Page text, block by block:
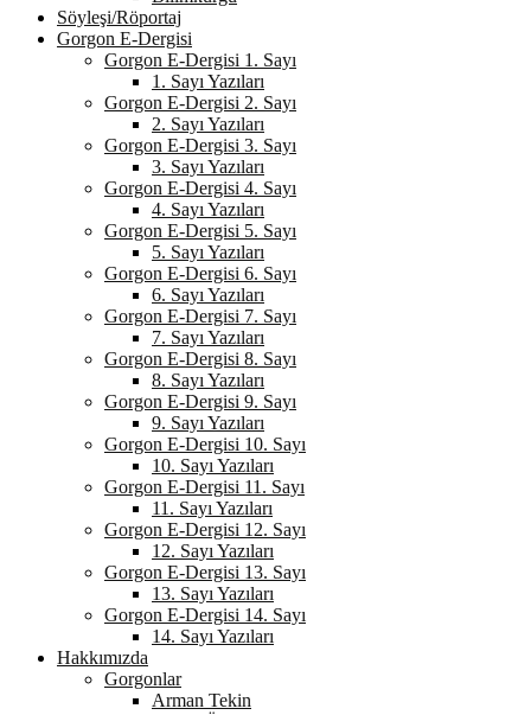
Söyleşi/Röportaj
Gorgon E-Dergisi
Gorgon E-Dergisi 1. Sayı
1. Sayı Yazıları
Gorgon E-Dergisi 2. Sayı
2. Sayı Yazıları
Gorgon E-Dergisi 3. Sayı
3. Sayı Yazıları
Gorgon E-Dergisi 4. Sayı
4. Sayı Yazıları
Gorgon E-Dergisi 5. Sayı
5. Sayı Yazıları
Gorgon E-Dergisi 6. Sayı
6. Sayı Yazıları
Gorgon E-Dergisi 7. Sayı
7. Sayı Yazıları
Gorgon E-Dergisi 8. Sayı
8. Sayı Yazıları
Gorgon E-Dergisi 9. Sayı
9. Sayı Yazıları
Gorgon E-Dergisi 10. Sayı
10. Sayı Yazıları
Gorgon E-Dergisi 11. Sayı
11. Sayı Yazıları
Gorgon E-Dergisi 12. Sayı
12. Sayı Yazıları
Gorgon E-Dergisi 13. Sayı
13. Sayı Yazıları
Gorgon E-Dergisi 14. Sayı
14. Sayı Yazıları
Hakkımızda
Gorgonlar
Arman Tekin